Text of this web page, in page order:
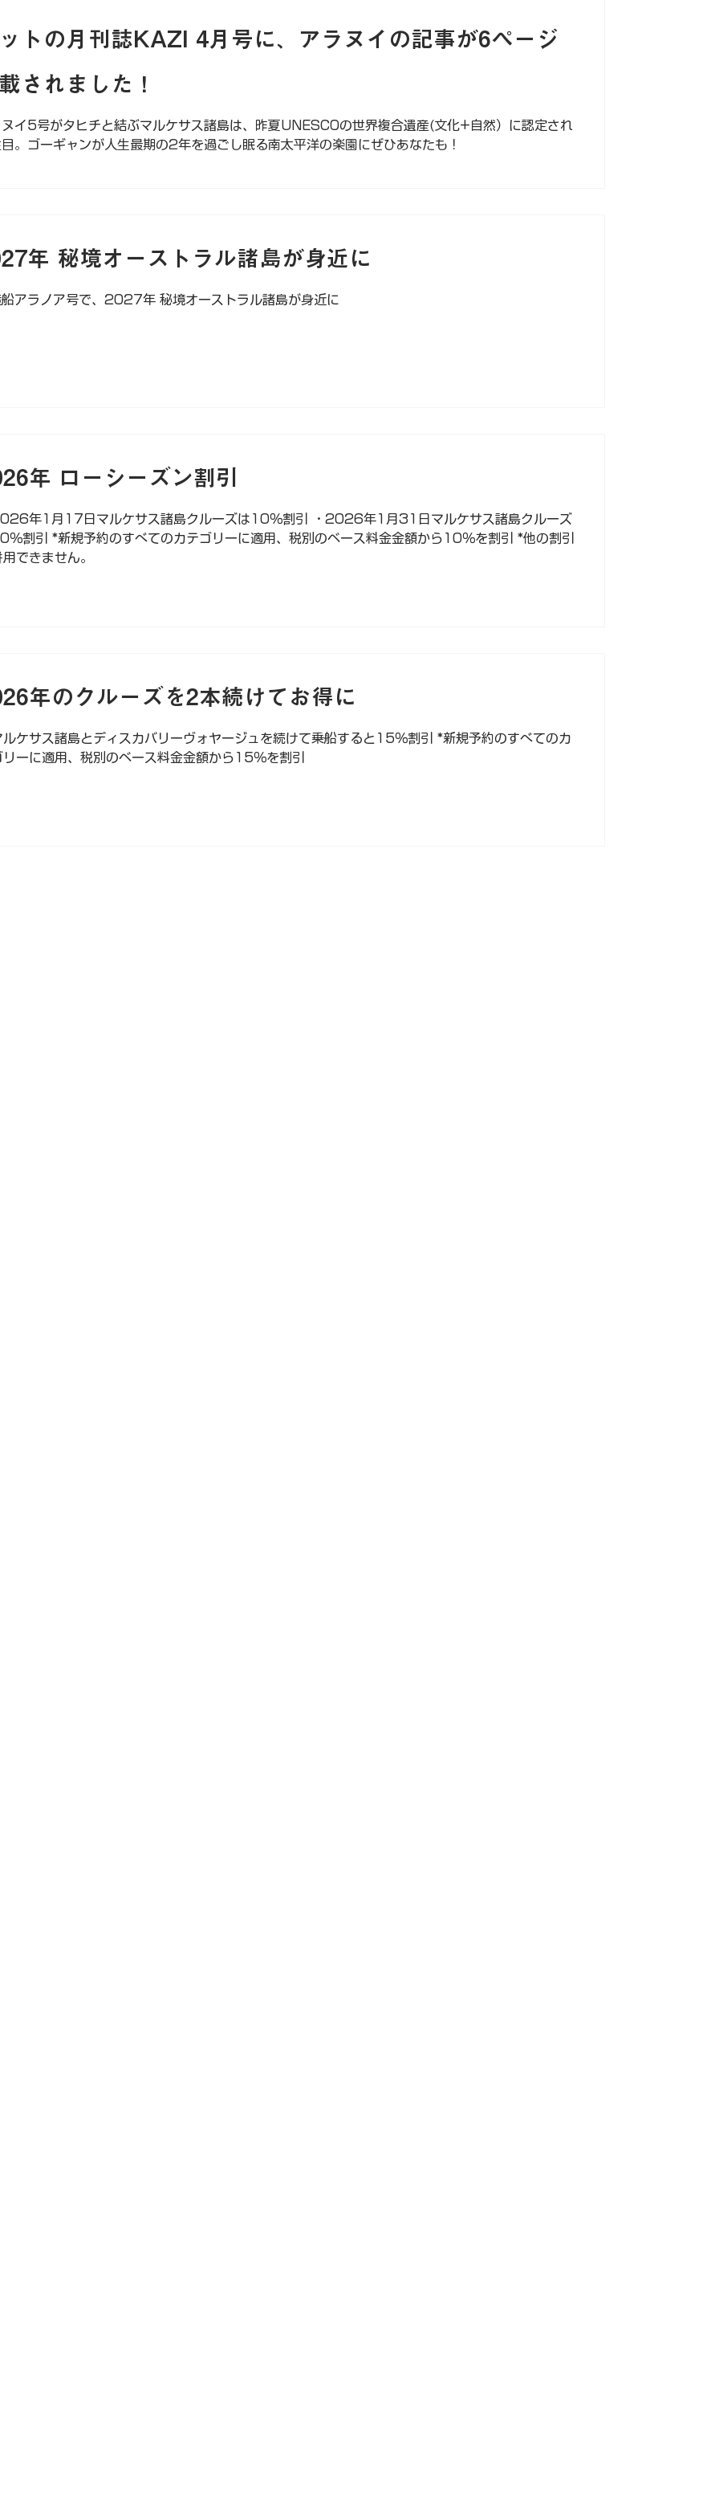
トの月刊誌KAZI 4月号に、アラヌイの記事が6ページ
されました！
イ5号がタヒチと結ぶマルケサス諸島は、昨夏UNESCOの世界複合遺産(文化+自然）に認定され
。ゴーギャンが人生最期の2年を過ごし眠る南太平洋の楽園にぜひあなたも！
年 秘境オーストラル諸島が身近に
アラノア号で、2027年 秘境オーストラル諸島が身近に
年 ローシーズン割引
年1月17日マルケサス諸島クルーズは10％割引 ・2026年1月31日マルケサス諸島クルーズ
％割引 *新規予約のすべてのカテゴリーに適用、税別のベース料金金額から10％を割引 *他の割引
できません。
年のクルーズを2本続けてお得に
ルケサス諸島とディスカバリーヴォヤージュを続けて乗船すると15％割引 *新規予約のすべてのカ
リーに適用、税別のベース料金金額から15％を割引